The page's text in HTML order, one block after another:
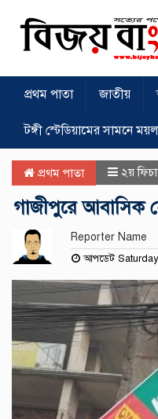
প্রথম পাতা জাতীয়
টঙ্গী স্টেডিয়ামের সামনে
প্রথম পাতা ২য়
গাজীপুরে আবাসিক
Reporter Name
আপডেট